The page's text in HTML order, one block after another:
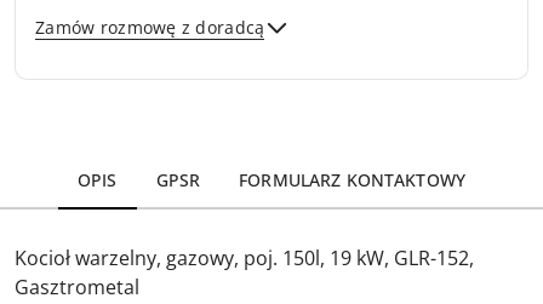
Zamów rozmowę z doradcą
OPIS GPSR FORMULARZ KONTAKTOWY
Kocioł warzelny, gazowy, poj. 150l, 19 kW, GLR-152,
Gasztrometal